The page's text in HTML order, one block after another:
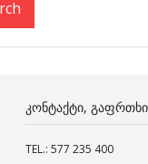
ᲙᲝᲜᲢᲐᲥᲢᲘ,
TEL.: 577 235 400